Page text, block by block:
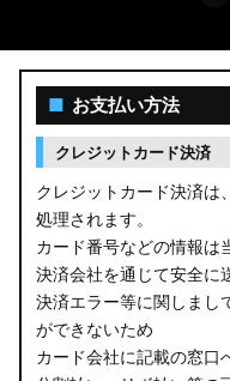
■ お支払い方法
クレジットカード決済
クレジットカード決済は
処理されます。
カード番号などの情報は
決済会社を通じて安全に
決済エラー等に関しまし
ができないため
カード会社に記載の窓口